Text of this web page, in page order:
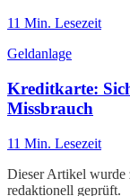
11 Min. Lesezeit
Geldanlage
Kreditkarte:
Missbrauch
11 Min. Lesezeit
Dieser Artikel wurde
redaktionell geprüft.